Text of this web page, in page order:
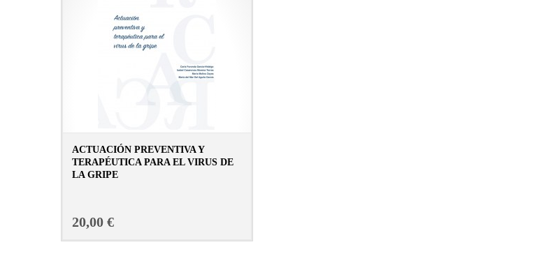
ACTUACIÓN PREVENTIVA Y
TERAPÉUTICA PARA EL VIRUS DE
LA GRIPE
20,00 €